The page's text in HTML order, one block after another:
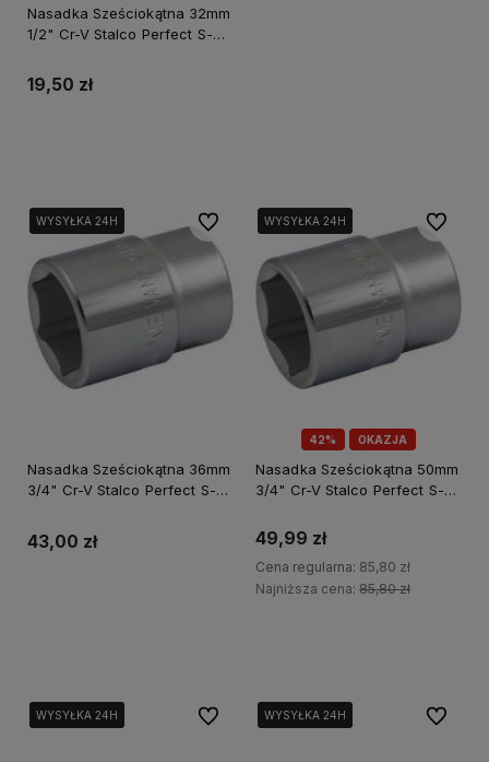
Nasadka Sześciokątna 32mm
1/2" Cr-V Stalco Perfect S-
19,50 zł
WYSYŁKA 24H
WYSYŁKA 24H
Nasadka Sześciokątna 36mm
3/4" Cr-V Stalco Perfect S-
43,00 zł
Do ulubionych
42% OKAZJA
WYSYŁKA 24H
WYSYŁKA 24H
Nasadka Sześciokątna 50mm
3/4" Cr-V Stalco Perfect S-
49,99 zł
Cena regularna: 85,80 zł
Najniższa cena: 85,80 zł
Do
WYSYŁKA 24H
WYSYŁKA 24H
WYSYŁKA 24H Do ulubionychWYSYŁKA 24H
WYSYŁKA 24H
WYSYŁKA 24H Do